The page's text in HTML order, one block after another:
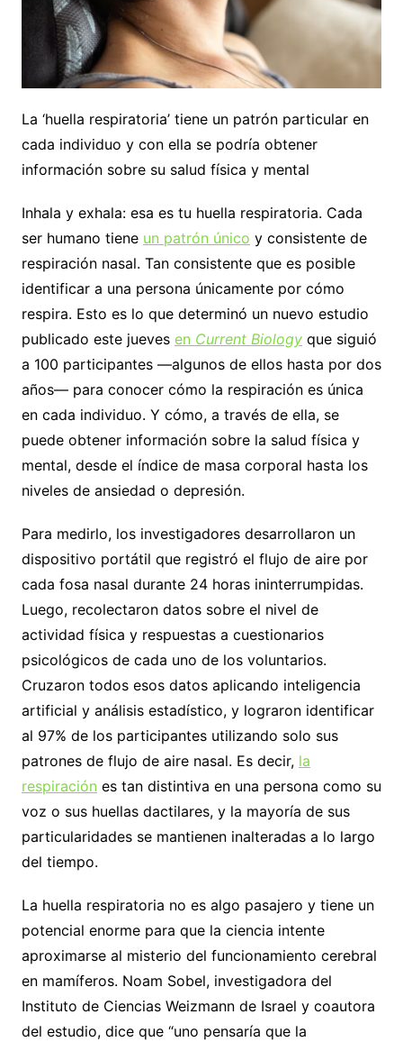
La ‘huella respiratoria’ tiene un patrón particular en
cada individuo y con ella se podría obtener
información sobre su salud física y mental
Inhala y exhala: esa es tu huella respiratoria. Cada
ser humano tiene un patrón único y consistente de
respiración nasal. Tan consistente que es posible
identificar a una persona únicamente por cómo
respira. Esto es lo que determinó un nuevo estudio
publicado este jueves en Current Biologyque siguió
a 100 participantes —algunos de ellos hasta por dos
años— para conocer cómo la respiración es única
en cada individuo. Y cómo, a través de ella, se
puede obtener información sobre la salud física y
mental, desde el índice de masa corporal hasta los
niveles de ansiedad o depresión.
Para medirlo, los investigadores desarrollaron un
dispositivo portátil que registró el flujo de aire por
cada fosa nasal durante 24 horas ininterrumpidas.
Luego, recolectaron datos sobre el nivel de
actividad física y respuestas a cuestionarios
psicológicos de cada uno de los voluntarios.
Cruzaron todos esos datos aplicando inteligencia
artificial y análisis estadístico, y lograron identificar
al 97% de los participantes utilizando solo sus
patrones de flujo de aire nasal. Es decir, la
respiración es tan distintiva en una persona como su
voz o sus huellas dactilares, y la mayoría de sus
particularidades se mantienen inalteradas a lo largo
del tiempo.
La huella respiratoria no es algo pasajero y tiene un
potencial enorme para que la ciencia intente
aproximarse al misterio del funcionamiento cerebral
en mamíferos. Noam Sobel, investigadora del
Instituto de Ciencias Weizmann de Israel y coautora
del estudio, dice que “uno pensaría que la